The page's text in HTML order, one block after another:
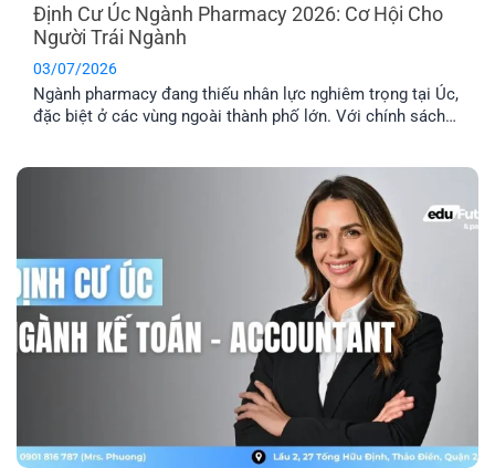
Định Cư Úc Ngành Pharmacy 2026: Cơ Hội Cho
Người Trái Ngành
03/07/2026
Ngành pharmacy đang thiếu nhân lực nghiêm trọng tại Úc,
đặc biệt ở các vùng ngoài thành phố lớn. Với chính sách
đang học ngành Dược, người trái ngành hoặc chưa [...]